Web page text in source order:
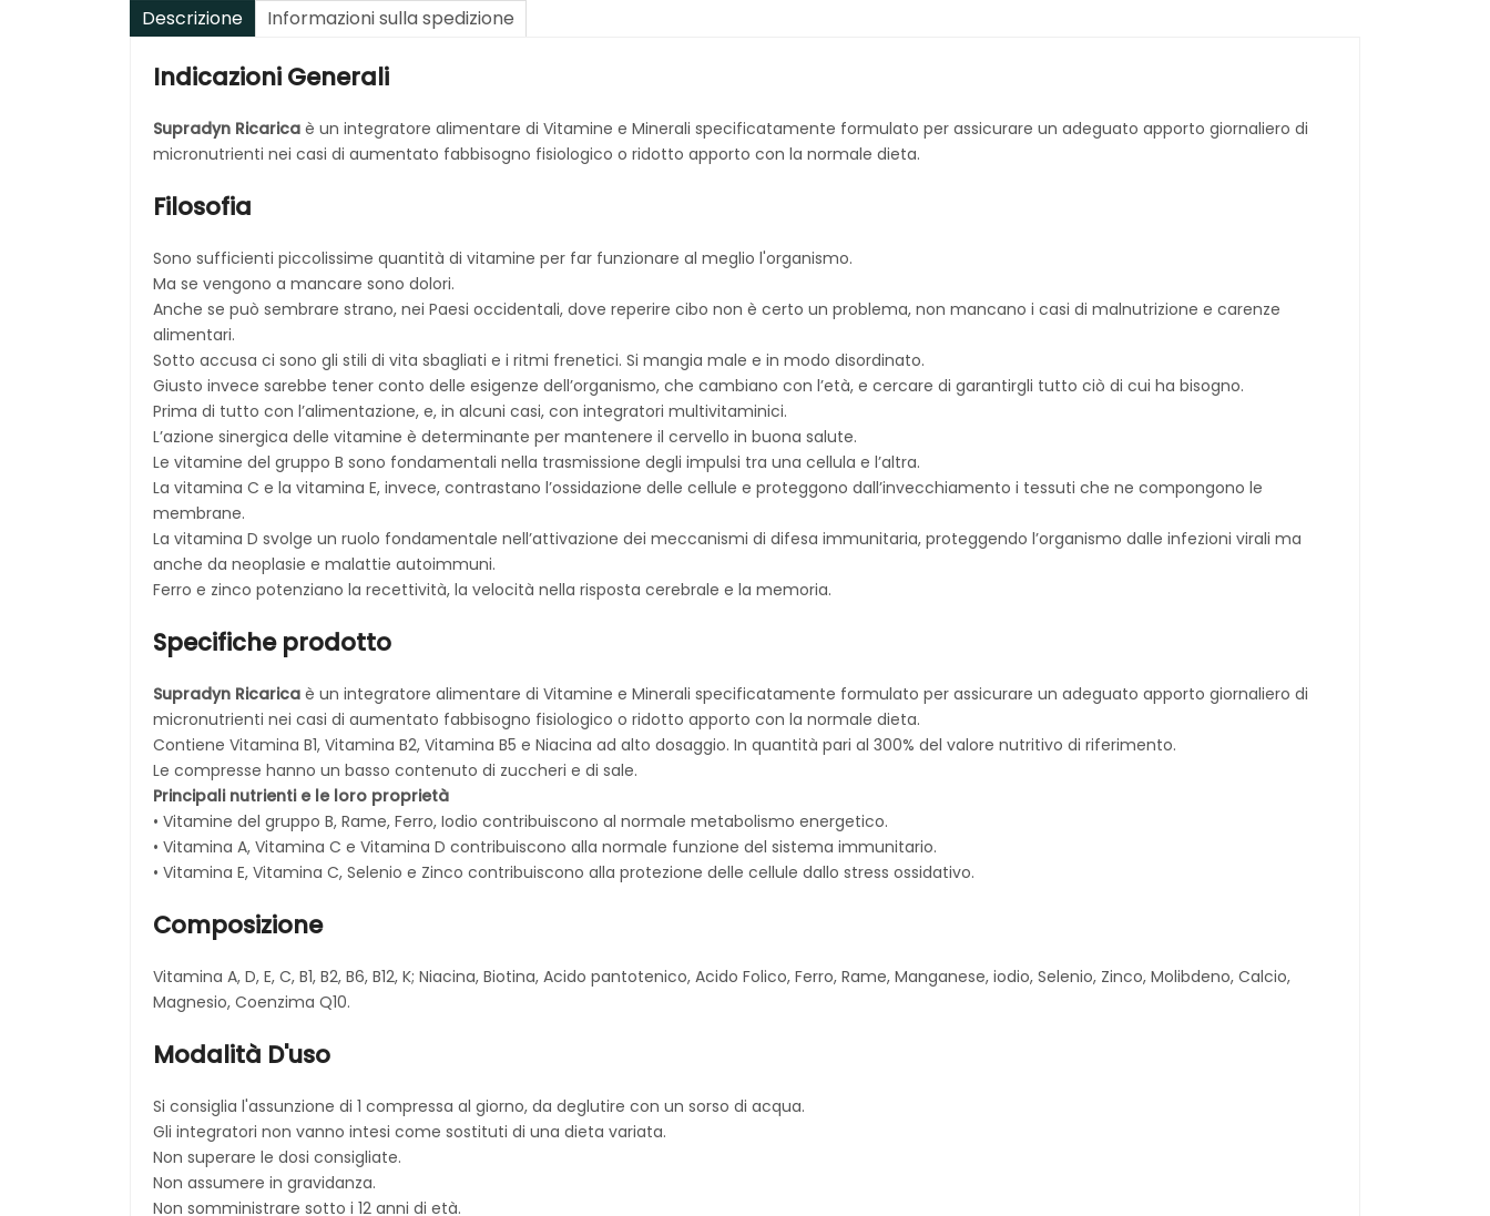
Descrizione Informazioni sulla spedizione
Indicazioni Generali
Supradyn Ricarica è un integratore alimentare di Vitamine e Minerali specificatamente formulato per assicurare un adeguato apporto giornaliero di
micronutrienti nei casi di aumentato fabbisogno fisiologico o ridotto apporto con la normale dieta.
Filosofia
Sono sufficienti piccolissime quantità di vitamine per far funzionare al meglio l'organismo.
Ma se vengono a mancare sono dolori.
Anche se può sembrare strano, nei Paesi occidentali, dove reperire cibo non è certo un problema, non mancano i casi di malnutrizione e carenze
alimentari.
Sotto accusa ci sono gli stili di vita sbagliati e i ritmi frenetici. Si mangia male e in modo disordinato.
Giusto invece sarebbe tener conto delle esigenze dell’organismo, che cambiano con l’età, e cercare di garantirgli tutto ciò di cui ha bisogno.
Prima di tutto con l’alimentazione, e, in alcuni casi, con integratori multivitaminici.
L’azione sinergica delle vitamine è determinante per mantenere il cervello in buona salute.
Le vitamine del gruppo B sono fondamentali nella trasmissione degli impulsi tra una cellula e l’altra.
La vitamina C e la vitamina E, invece, contrastano l’ossidazione delle cellule e proteggono dall’invecchiamento i tessuti che ne compongono le
membrane.
La vitamina D svolge un ruolo fondamentale nell’attivazione dei meccanismi di difesa immunitaria, proteggendo l’organismo dalle infezioni virali ma
anche da neoplasie e malattie autoimmuni.
Ferro e zinco potenziano la recettività, la velocità nella risposta cerebrale e la memoria.
Specifiche prodotto
Supradyn Ricarica è un integratore alimentare di Vitamine e Minerali specificatamente formulato per assicurare un adeguato apporto giornaliero di
micronutrienti nei casi di aumentato fabbisogno fisiologico o ridotto apporto con la normale dieta.
Contiene Vitamina B1, Vitamina B2, Vitamina B5 e Niacina ad alto dosaggio. In quantità pari al 300% del valore nutritivo di riferimento.
Le compresse hanno un basso contenuto di zuccheri e di sale.
Principali nutrienti e le loro proprietà
• Vitamine del gruppo B, Rame, Ferro, Iodio contribuiscono al normale metabolismo energetico.
• Vitamina A, Vitamina C e Vitamina D contribuiscono alla normale funzione del sistema immunitario.
• Vitamina E, Vitamina C, Selenio e Zinco contribuiscono alla protezione delle cellule dallo stress ossidativo.
Composizione
Vitamina A, D, E, C, B1, B2, B6, B12, K; Niacina, Biotina, Acido pantotenico, Acido Folico, Ferro, Rame, Manganese, iodio, Selenio, Zinco, Molibdeno, Calcio,
Magnesio, Coenzima Q10.
Modalità D'uso
Si consiglia l'assunzione di 1 compressa al giorno, da deglutire con un sorso di acqua.
Gli integratori non vanno intesi come sostituti di una dieta variata.
Non superare le dosi consigliate.
Non assumere in gravidanza.
Non somministrare sotto i 12 anni di età.